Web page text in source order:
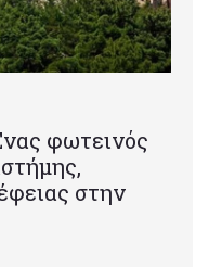
φωτεινός
στην